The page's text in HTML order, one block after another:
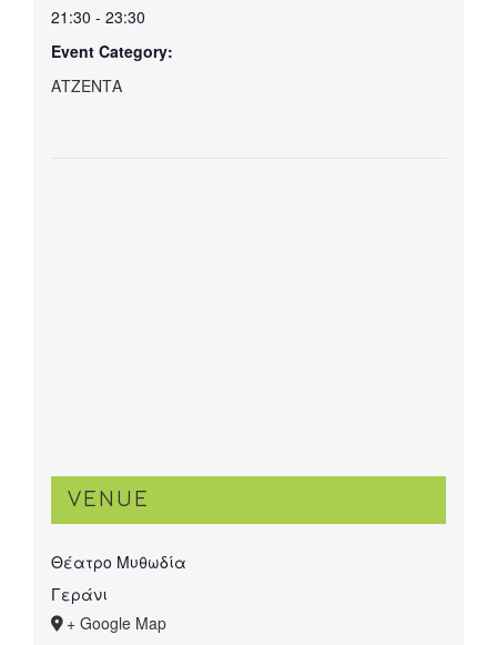
21:30 - 23:30
Event Category:
ΑΤΖΕΝΤΑ
VENUE
Θέατρο Μυθωδία
Γεράνι
+ Google Map